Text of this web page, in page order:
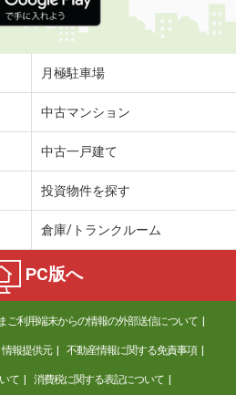
月極駐車場
中古マンション
中古一戸建て
投資物件を探す
倉庫/トランクルーム
PC版へ
ご利用端末からの情報の外部送信について
情報提供元 不動産情報に関する免責事項
て 消費税に関する表記について